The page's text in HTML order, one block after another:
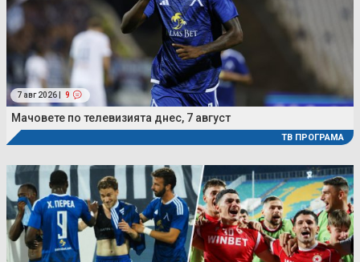
7 авг 2026 | 9
Мачовете по телевизията днес, 7 август
ТВ ПРОГРАМА